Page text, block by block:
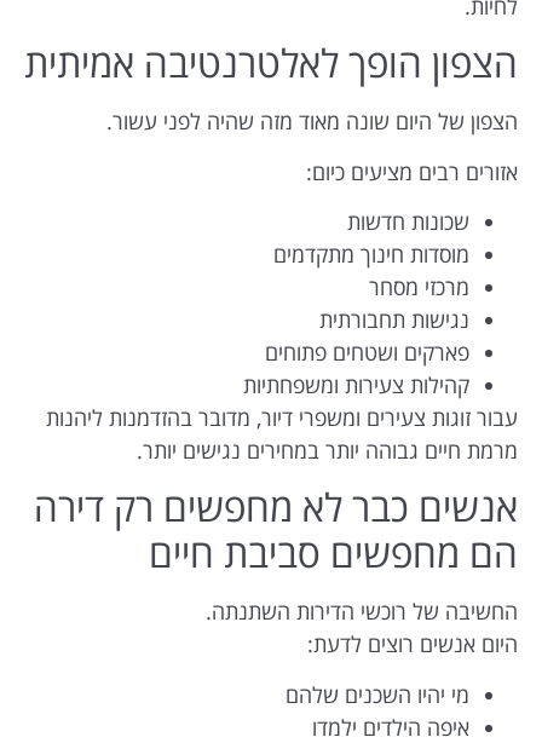
לחיות.
הצפון הופך לאלטרנטיבה אמיתית
הצפון של היום שונה מאוד מזה שהיה לפני עשור.
אזורים רבים מציעים כיום:
שכונות חדשות
מוסדות חינוך מתקדמים
מרכזי מסחר
נגישות תחבורתית
פארקים ושטחים פתוחים
קהילות צעירות ומשפחתיות
עבור זוגות צעירים ומשפרי דיור, מדובר בהזדמנות ליהנות
מרמת חיים גבוהה יותר במחירים נגישים יותר.
אנשים כבר לא מחפשים רק דירה
הם מחפשים סביבת חיים
החשיבה של רוכשי הדירות השתנתה.
היום אנשים רוצים לדעת:
מי יהיו השכנים שלהם
איפה הילדים ילמדו